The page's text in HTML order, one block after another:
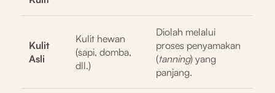
Kulit
Asli
Kulit hewan
(sapi, domba,
dll.)
Diolah melalui
proses penyamakan
(tanning) yang
panjang.